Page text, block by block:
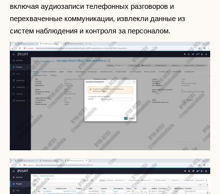
включая аудиозаписи телефонных разговоров и
перехваченные коммуникации, извлекли данные из
систем наблюдения и контроля за персоналом.